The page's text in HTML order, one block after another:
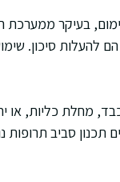
בעיקר ממערכת
להעלות סיכון.
מחלת כליות, או
תכנון סביב